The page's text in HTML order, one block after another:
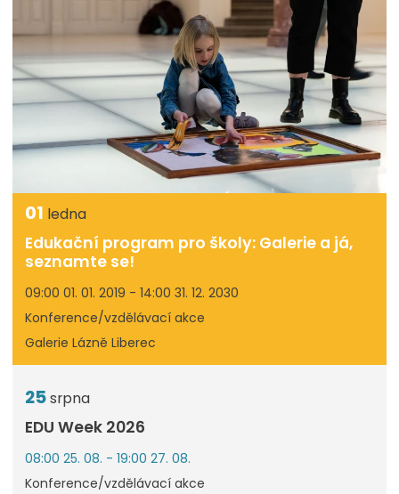
01 ledna
Edukační program pro školy: Galerie a já,
seznamte se!
09:00 01. 01. 2019 - 14:00 31. 12. 2030
Konference/vzdělávací akce
Galerie Lázně Liberec
25srpna
EDU Week 2026
08:00 25. 08. - 19:00 27. 08.
Konference/vzdělávací akce